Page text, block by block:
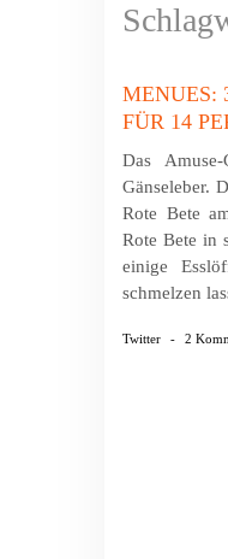
MENUES:
FÜR 14
Das
Gänseleber.
Rote Bete
Rote Bete in
einige
schmelzen
Twitter - 2